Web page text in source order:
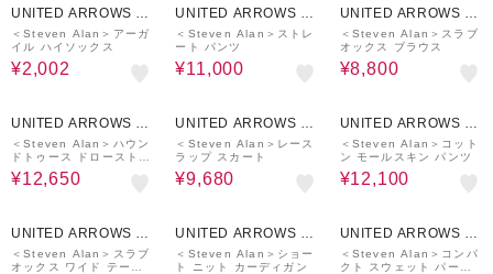
UNITED ARROWS O
UTLET
＜Steven Alan＞アーガ
イル ハイソックス
¥2,002
UNITED ARROWS O
UTLET
＜Steven Alan＞ストレ
ート パンツ
¥11,000
UNITED ARROWS O
UTLET
＜Steven Alan＞スラブ
オックス ブラウス
¥8,800
UNITED ARROWS O
UTLET
＜Steven Alan＞ハウン
ドトゥース ドローストリ
ング パンツ
¥12,650
UNITED ARROWS O
UTLET
＜Steven Alan＞レース
ラップ スカート
¥9,680
UNITED ARROWS O
UTLET
＜Steven Alan＞コット
ン モールスキン パンツ
¥12,100
UNITED ARROWS O
UTLET
＜Steven Alan＞スラブ
オックス ワイド テーパ
UNITED ARROWS O
UTLET
＜Steven Alan＞ショー
ト ニット カーディガン
UNITED ARROWS O
UTLET
＜Steven Alan＞コンパ
クト スウェット パーカ